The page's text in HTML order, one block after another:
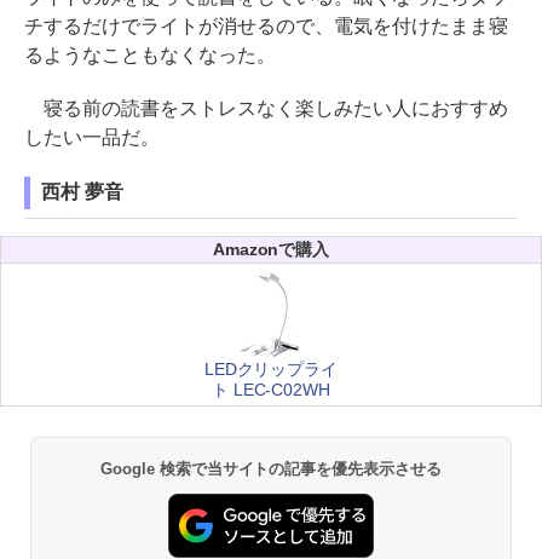
チするだけでライトが消せるので、電気を付けたまま寝
るようなこともなくなった。
寝る前の読書をストレスなく楽しみたい人におすすめ
したい一品だ。
西村 夢音
Amazonで購入
LEDクリップライ
ト LEC-C02WH
Google 検索で当サイトの記事を優先表示させる